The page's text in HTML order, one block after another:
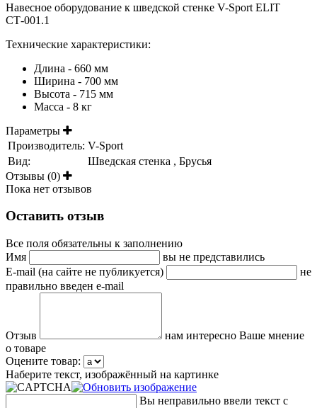
Навесное оборудование к шведской стенке V-Sport ELIT
СТ-001.1
Технические характеристики:
Длина - 660 мм
Ширина - 700 мм
Высота - 715 мм
Масса - 8 кг
Параметры
Производитель: V-Sport
Вид:
Шведская стенка , Брусья
Отзывы (0)
Пока нет отзывов
Оставить отзыв
Все поля обязательны к заполнению
Имя
вы не представились
E-mail (на сайте не публикуется)
не
правильно введен e-mail
Отзыв
нам интересно Ваше мнение
о товаре
Оцените товар:
Наберите текст, изображённый на картинке
Вы неправильно ввели текст с